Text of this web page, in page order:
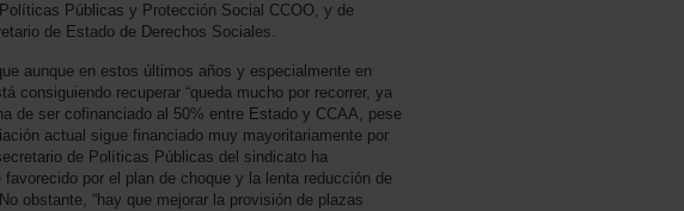
Públicas y Protección Social CCOO, y de
de Estado de Derechos Sociales.
aunque en estos últimos años y especialmente en
consiguiendo recuperar “queda mucho por recorrer, ya
de ser cofinanciado al 50% entre Estado y CCAA, pese
actual sigue financiado muy mayoritariamente por
de Políticas Públicas del sindicato ha
favorecido por el plan de choque y la lenta reducción de
obstante, “hay que mejorar la provisión de plazas